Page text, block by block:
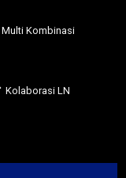
Multi Kombinasi
Kolaborasi LN